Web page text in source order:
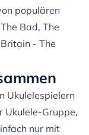
populären
Bad, The
- The
Ukulelespielern
Ukulele-Gruppe,
nur mit